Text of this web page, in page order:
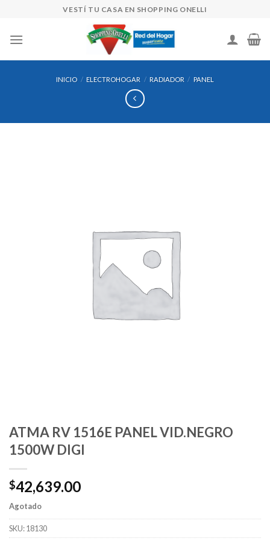
content
VESTÍ TU CASA EN SHOPPING ONELLI
INICIO / ELECTROHOGAR / RADIADOR / PANEL
ATMA RV 1516E PANEL VID.NEGRO
1500W DIGI
$42,639.00
Agotado
SKU:18130